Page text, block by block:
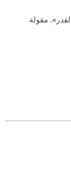
‫ مقولة